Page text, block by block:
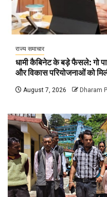
राज्य समाचार
धामी कैबिनेट के बड़े फैसले: गो
और विकास परियोजनाओं को
August 7, 2026 Dharam